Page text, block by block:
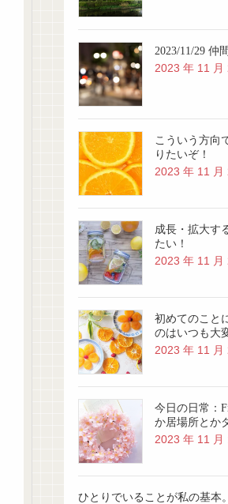
2023/11/29 仲
2023 年 11 月
こういう方向
りたいぞ！
2023 年 11 月
成長・拡大す
たい！
2023 年 11 月
初めてのこと
のはいつも大
2023 年 11 月
今日の日常：
か居場所とか
2023 年 11 月
ひとりでいることが私の基本。